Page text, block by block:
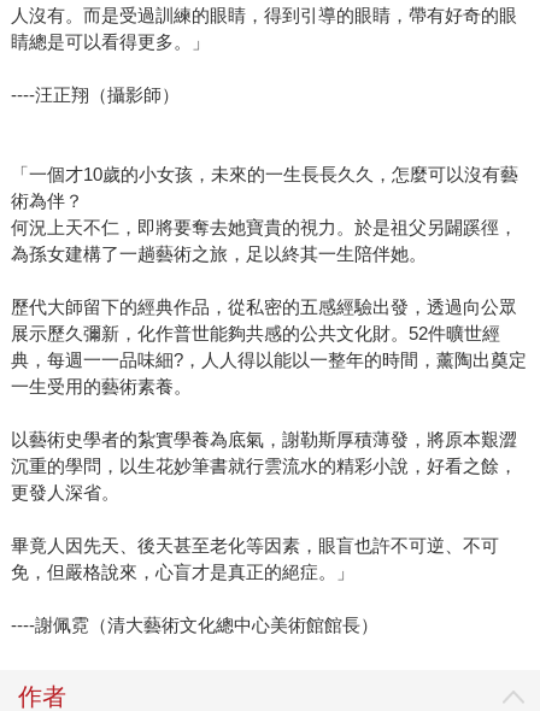
人沒有。而是受過訓練的眼睛，得到引導的眼睛，帶有好奇的眼
睛總是可以看得更多。」
----汪正翔（攝影師）
「一個才10歲的小女孩，未來的一生長長久久，怎麼可以沒有藝
術為伴？
何況上天不仁，即將要奪去她寶貴的視力。於是祖父另闢蹊徑，
為孫女建構了一趟藝術之旅，足以終其一生陪伴她。
歷代大師留下的經典作品，從私密的五感經驗出發，透過向公眾
展示歷久彌新，化作普世能夠共感的公共文化財。52件曠世經
典，每週一一品味細?，人人得以能以一整年的時間，薰陶出奠定
一生受用的藝術素養。
以藝術史學者的紮實學養為底氣，謝勒斯厚積薄發，將原本艱澀
沉重的學問，以生花妙筆書就行雲流水的精彩小說，好看之餘，
更發人深省。
畢竟人因先天、後天甚至老化等因素，眼盲也許不可逆、不可
免，但嚴格說來，心盲才是真正的絕症。」
----謝佩霓（清大藝術文化總中心美術館館長）
作者